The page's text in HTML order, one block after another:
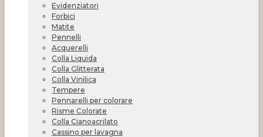
Evidenziatori
Forbici
Matite
Pennelli
Acquerelli
Colla Liquida
Colla Glitterata
Colla Vinilica
Tempere
Pennarelli per colorare
Risme Colorate
Colla Cianoacrilato
Cassino per lavagna